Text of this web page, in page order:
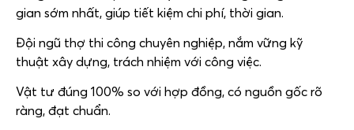
gian sớm nhất, giúp tiết kiệm chi phí, thời gian.
Đội ngũ thợ thi công chuyên nghiệp, nắm vững kỹ
thuật xây dựng, trách nhiệm với công việc.
Vật tư đúng 100% so với hợp đồng, có nguồn gốc rõ
ràng, đạt chuẩn.